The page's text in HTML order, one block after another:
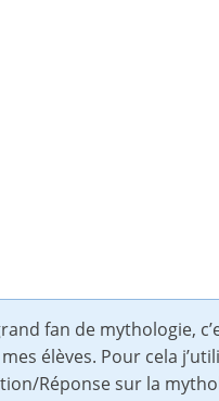
fan de mythologie,
élèves. Pour cela
Réponse sur la